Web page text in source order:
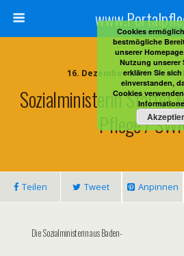
16. Dezember 2011 •
Sozialministerin Startet
Pflege /
Teilen Tweet Anpinnen
Die Sozialministerin aus Baden-
Cookies
bestmögliche
unserer
Nutzung unserer
erklären Sie
einverstanden,
Cookies